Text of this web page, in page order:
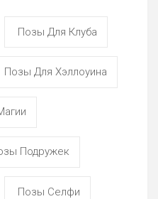
Позы Для Клуба
Позы Для Хэллоуина
Подружек
Позы Селфи